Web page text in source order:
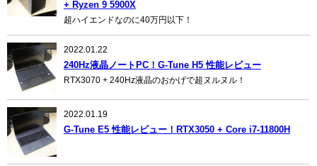
+ Ryzen 9 5900X
超ハイエンドなのに40万円以下！
2022.01.22
240Hz液晶ノートPC！G-Tune H5 性能レビュー
RTX3070 + 240Hz液晶のおかげで超ヌルヌル！
2022.01.19
G-Tune E5 性能レビュー！RTX3050 + Core i7-11800H